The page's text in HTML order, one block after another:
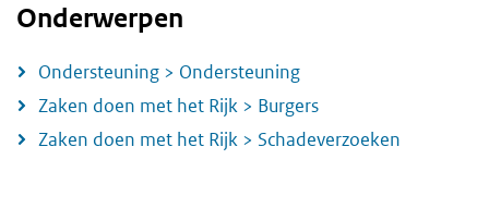
Onderwerpen
Ondersteuning > Ondersteuning
Zaken doen met het Rijk > Burgers
Zaken doen met het Rijk > Schadeverzoeken